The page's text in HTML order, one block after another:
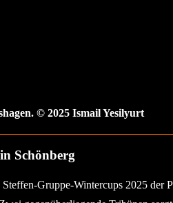
© 2025 Ismail Yesilyurt
Schönberg
Steffen-Gruppe-Wintercups 2025